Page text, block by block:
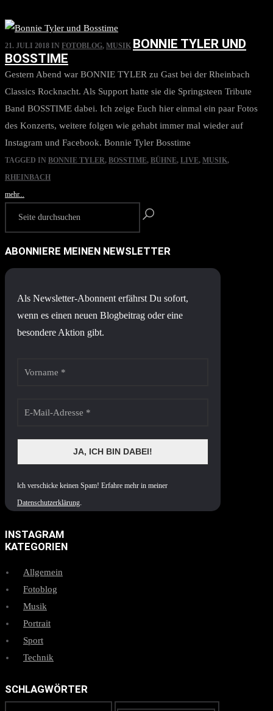
21. JULI 2018 IN FOTOBLOG, MUSIK BONNIE TYLER UND
BOSSTIME
Gestern Abend war BONNIE TYLER zu Gast bei der Rheinbach
Classics Rocknacht. Als Support hatte sie die Springsteen Tribute
Band BOSSTIME dabei. Ich zeige Euch hier einmal ein paar Fotos
des Konzerts, weitere folgen wie gehabt immer mal wieder auf
Instagram und Facebook. Bonnie Tyler Bosstime
TAGGED IN BONNIE TYLER, BOSSTIME, BÜHNE, LIVE, MUSIK,
RHEINBACH
mehr...
ABONNIERE MEINEN NEWSLETTER
Als Newsletter-Abonnent erfährst Du sofort,
wenn es einen neuen Blogbeitrag oder eine
besondere Aktion gibt.
ch verschicke keinen Spam! Erfahre mehr in meiner
Datenschutzerklärung.
INSTAGRAM
KATEGORIEN
Allgemein
Fotoblog
Musik
Portrait
Sport
Technik
SCHLAGWÖRTER